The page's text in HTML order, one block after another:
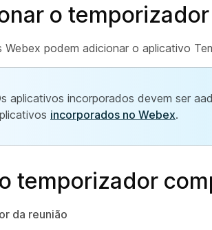
o
Webex podem adicionar o aplicativo
aplicativos incorporados devem ser
incorporados no Webex.
temporizador
da reunião